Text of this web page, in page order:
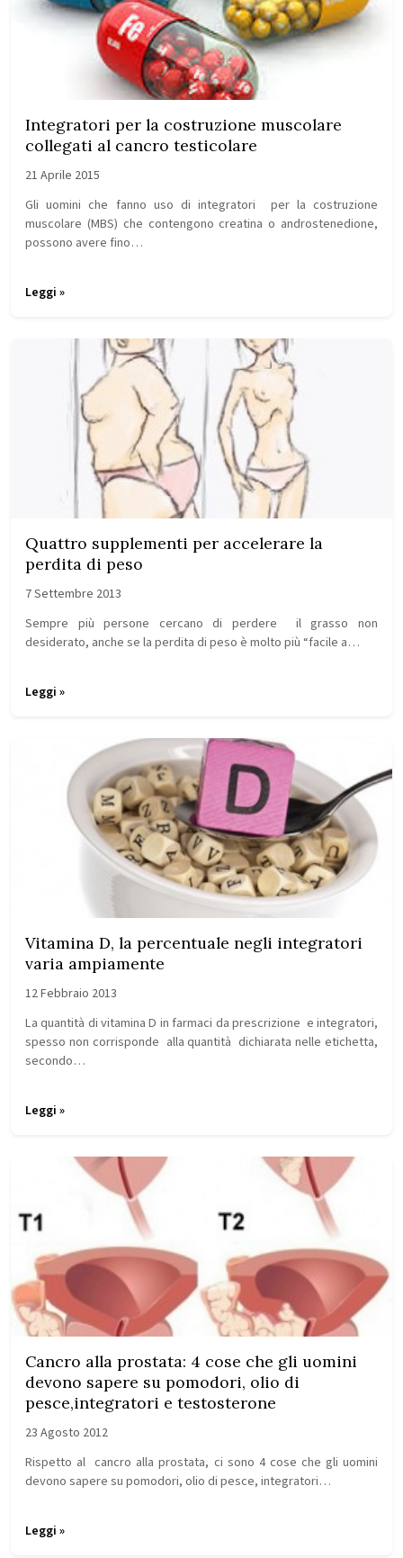
Integratori per la costruzione muscolare
collegati al cancro testicolare
21 Aprile 2015
Gli uomini che fanno uso di integratori per la costruzione
muscolare (MBS) che contengono creatina o androstenedione,
possono avere fino…
Leggi »
Quattro supplementi per accelerare la
perdita di peso
7 Settembre 2013
Sempre più persone cercano di perdere il grasso non
desiderato, anche se la perdita di peso è molto più “facile a…
Leggi »
Vitamina D, la percentuale negli integratori
varia ampiamente
12 Febbraio 2013
La quantità di vitamina D in farmaci da prescrizione e integratori,
spesso non corrisponde alla quantità dichiarata nelle etichetta,
secondo…
Leggi »
Cancro alla prostata: 4 cose che gli uomini
devono sapere su pomodori, olio di
pesce,integratori e testosterone
23 Agosto 2012
Rispetto al cancro alla prostata, ci sono 4 cose che gli uomini
devono sapere su pomodori, olio di pesce, integratori…
Leggi »